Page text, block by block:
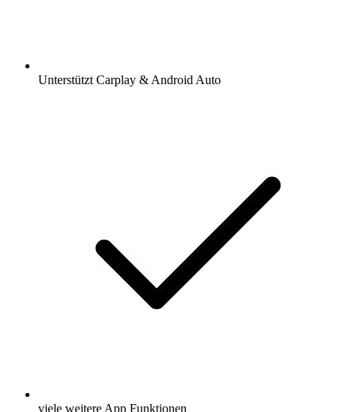
Unterstützt Carplay & Android Auto
viele weitere App Funktionen